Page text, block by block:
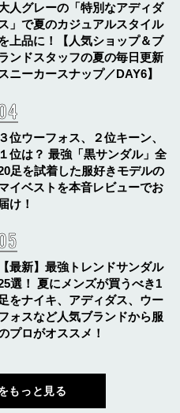
人グレーの「特別なアディダ
」で夏のカジュアルスタイル
上品に！【人気ショップ＆ブ
ンドスタッフの夏の毎日更新
ニーカースナップ／DAY6】
３位ウーフォス、２位キーン、
１位は？ 最強「黒サンダル」全
足を試着した服好きモデルの
イベストを本音レビューでお
届け！
【最新】最強トレンドサンダル
選！ 夏にメンズが買うべき1
足をナイキ、アディダス、ウー
ォスなど人気ブランドから服
プロがオススメ！
もっと見る